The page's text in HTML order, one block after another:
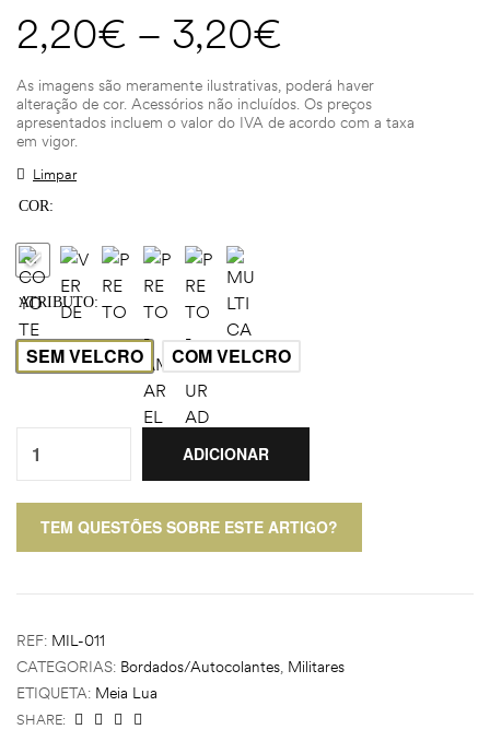
2,20€ – 3,20€
As imagens são meramente ilustrativas, poderá haver
alteração de cor. Acessórios não incluídos. Os preços
apresentados incluem o valor do IVA de acordo com a taxa
em vigor.
COR
ATRIBUTO
SEM VELCRO COM VELCRO
Limpar
ADICIONAR
TEM QUESTÕES SOBRE ESTE ARTIGO?
REF: MIL-011
CATEGORIAS: Bordados/Autocolantes, Militares
ETIQUETA: Meia Lua
SHARE: